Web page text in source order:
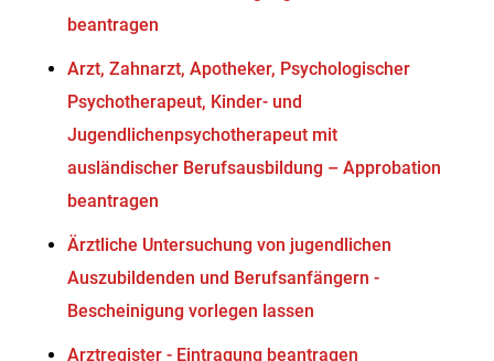
beantragen
Arzt, Zahnarzt, Apotheker, Psychologischer
Psychotherapeut, Kinder- und
Jugendlichenpsychotherapeut mit
ausländischer Berufsausbildung – Approbation
beantragen
Ärztliche Untersuchung von jugendlichen
Auszubildenden und Berufsanfängern -
Bescheinigung vorlegen lassen
Arztregister - Eintragung beantragen